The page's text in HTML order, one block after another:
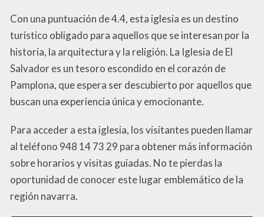
Con una puntuación de 4.4, esta iglesia es un destino
turístico obligado para aquellos que se interesan por la
historia, la arquitectura y la religión. La Iglesia de El
Salvador es un tesoro escondido en el corazón de
Pamplona, que espera ser descubierto por aquellos que
buscan una experiencia única y emocionante.
Para acceder a esta iglesia, los visitantes pueden llamar
al teléfono 948 14 73 29 para obtener más información
sobre horarios y visitas guiadas. No te pierdas la
oportunidad de conocer este lugar emblemático de la
región navarra.